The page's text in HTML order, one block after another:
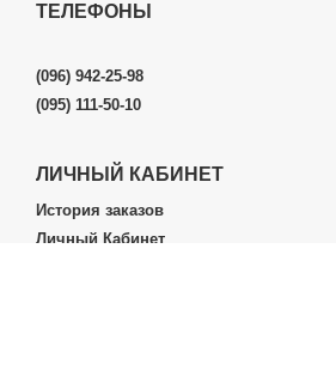
ТЕЛЕФОНЫ
(096) 942-25-98
(095) 111-50-10
ЛИЧНЫЙ КАБИНЕТ
История заказов
Личный Кабинет